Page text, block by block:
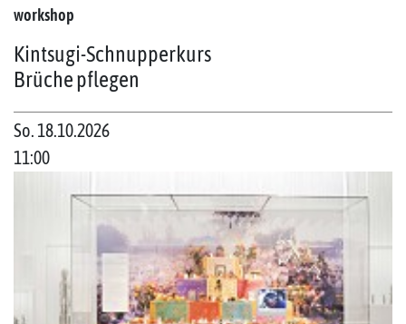
workshop
Kintsugi-Schnupperkurs
Brüche pflegen
So. 18.10.2026
11:00